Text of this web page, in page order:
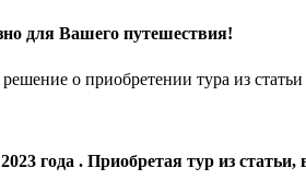
для Вашего путешествия!
о приобретении тура из
года . Приобретая тур из